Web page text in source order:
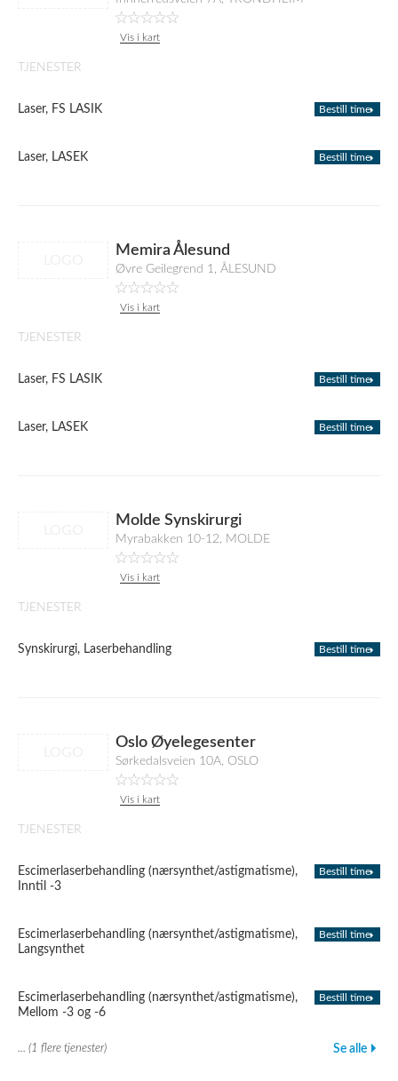
Vis i kart
TJENESTER
Laser, FS LASIK Bestill time
Laser, LASEK Bestill time
Memira Ålesund
Øvre Geilegrend 1, ÅLESUND
Vis i kart
TJENESTER
Laser, FS LASIK Bestill time
Laser, LASEK Bestill time
Molde Synskirurgi
Myrabakken 10-12, MOLDE
Vis i kart
TJENESTER
Synskirurgi, Laserbehandling Bestill time
Oslo Øyelegesenter
Sørkedalsveien 10A, OSLO
Vis i kart
TJENESTER
Escimerlaserbehandling (nærsynthet/astigmatisme),
Inntil -3
Bestill time
Escimerlaserbehandling (nærsynthet/astigmatisme),
Langsynthet
Bestill time
Escimerlaserbehandling (nærsynthet/astigmatisme),
Mellom -3 og -6
Bestill time
... (1 flere tjenester) Se alle